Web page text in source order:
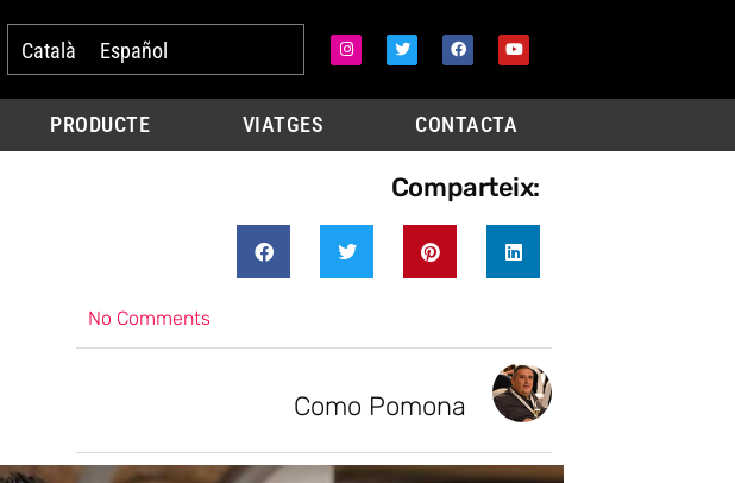
Català Español
PRODUCTE VIATGES CONTACTA
Comparteix:
No Comments
Como Pomona